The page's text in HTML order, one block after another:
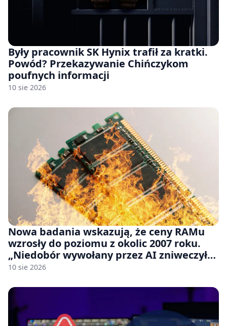
Były pracownik SK Hynix trafił za kratki.
Powód? Przekazywanie Chińczykom
poufnych informacji
10 sie 2026
Nowa badania wskazują, że ceny RAMu
wzrosły do poziomu z okolic 2007 roku.
„Niedobór wywołany przez AI zniweczył
20 lat postępów w ciągu zaledwie kilku
10 sie 2026